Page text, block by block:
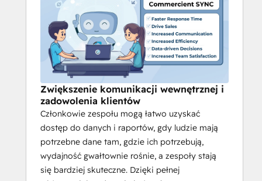
Zwiększenie komunikacji wewnętrznej i
zadowolenia klientów
Członkowie zespołu mogą łatwo uzyskać
dostęp do danych i raportów, gdy ludzie mają
potrzebne dane tam, gdzie ich potrzebują,
wydajność gwałtownie rośnie, a zespoły stają
się bardziej skuteczne. Dzięki pełnej